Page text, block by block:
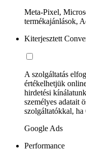
Meta-Pixel,
termékajánlások,
Kiterjesztett
A szolgáltatás
értékelhetjük
hirdetési
személyes adatait
szolgáltatókkal, ha
Google Ads
Performance